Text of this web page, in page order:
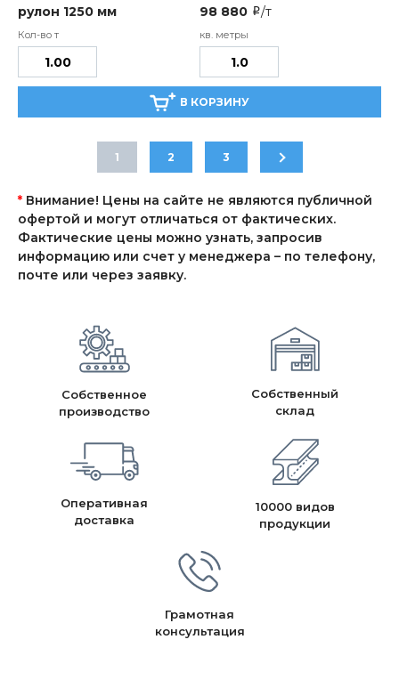
рулон 1250 мм 98 880 i/т
В КОРЗИНУ
1 2 3
* Внимание! Цены на сайте не являются публичной
офертой и могут отличаться от фактических.
Фактические цены можно узнать, запросив
информацию или счет у менеджера – по телефону,
почте или через заявку.
Собственное
производство
Собственный
склад
Оперативная
доставка
10000 видов
продукции
Грамотная
консультация